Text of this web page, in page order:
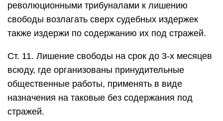
революционными трибуналами к лишению
свободы возлагать сверх судебных издержек
также издержи по содержанию их под стражей.
Ст. 11. Лишение свободы на срок до 3‑х месяцев
всюду, где организованы принудительные
общественные работы, применять в виде
назначения на таковые без содержания под
стражей.